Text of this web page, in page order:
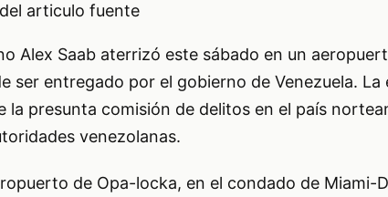
articulo fuente
Alex Saab aterrizó este sábado en un
ser entregado por el gobierno de Venezuela. La
la presunta comisión de delitos en el país
venezolanas.
de Opa-locka, en el condado de Miami-